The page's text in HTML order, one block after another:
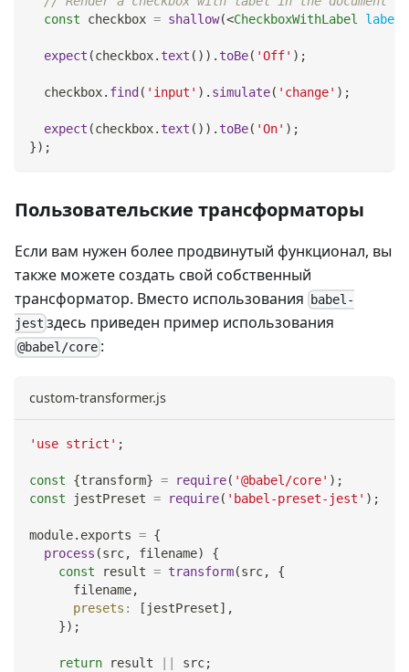
const checkbox = shallow(<CheckboxWithLabel
expect (checkbox. text ( ) ) . toBe( 'Off' ) ;
  checkbox
. find ( 'input' ) . simulate( 'change' ) ;
expect (checkbox. text ( ) ) . toBe( 'On' ) ;
}) ;
Пользовательские трансформаторы
Если вам нужен более продвинутый функционал, вы
также можете создать свой собственный
трансформатор. Вместо использования
babel-
jest здесь приведен пример использования
@babel/core :
custom-transformer.js
'use strict' ;
const {transform} = require( '@babel/core' ) ;
const jestPreset = require( 'babel-preset-jest' ) ;
module. exports = {
process (src, filename)
{
const result = transform(src,
{
      filename
,
presets : [ jestPreset] ,
}) ;
return result src;